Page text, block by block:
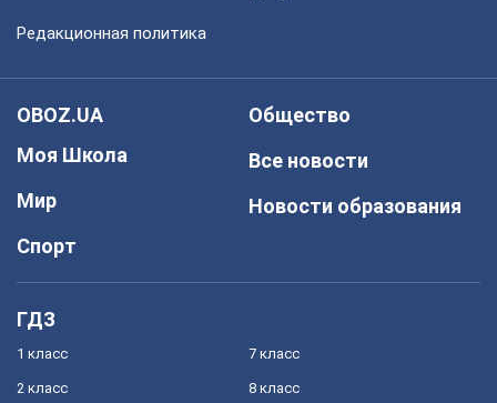
Редакционная политика
OBOZ.UA
Моя Школа
Мир
Спорт
Общество
Все новости
Новости образования
ГДЗ
1 класс
2 класс
7 класс
8 класс